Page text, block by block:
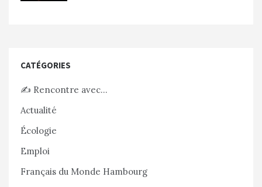
CATÉGORIES
✍️ Rencontre avec…
Actualité
Écologie
Emploi
Français du Monde Hambourg